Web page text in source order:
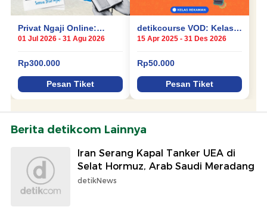
Berita detikcom Lainnya
Iran Serang Kapal Tanker UEA di
Selat Hormuz, Arab Saudi Meradang
detikNews